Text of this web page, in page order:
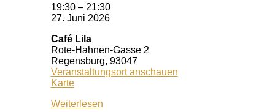
19:30 – 21:30
27. Juni 2026
Café Lila
Rote-Hahnen-Gasse 2
Regensburg, 93047
Veranstaltungsort anschauen
KarteCafé
Weiterlesen